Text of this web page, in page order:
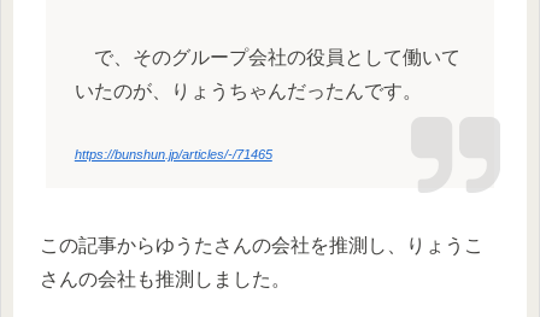
で、そのグループ会社の役員として働いて
いたのが、りょうちゃんだったんです。
https://bunshun.jp/articles/-/71465
この記事からゆうたさんの会社を推測し、りょうこ
さんの会社も推測しました。